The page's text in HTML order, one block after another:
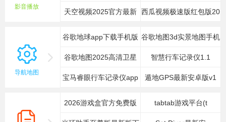
游戏攻略
影音播放
天空视频2025官方最新 西瓜视频极速版红包版20
导航地图
谷歌地球app下载手机版 谷歌地图3d实景地图手机
谷歌地图2025高清卫星 智慧行车记录仪1.1
宝马睿眼行车记录仪app 遁地GPS最新安卓版v1
2026游戏盒官方免费版 tabtab游戏平台(t